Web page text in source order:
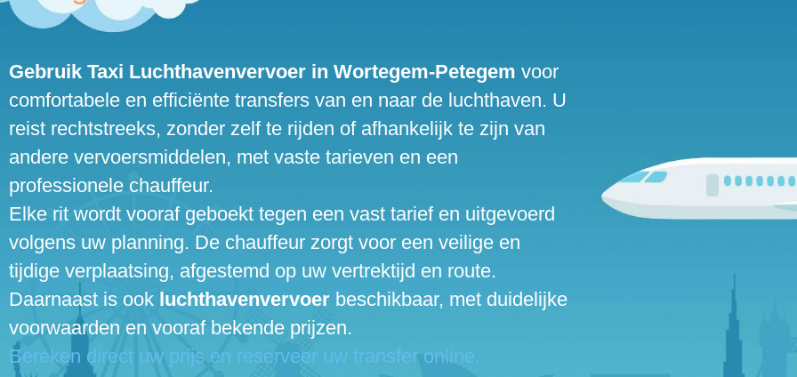
Gebruik Taxi Luchthavenvervoer in Wortegem-Petegem voor
comfortabele en efficiënte transfers van en naar de luchthaven. U
reist rechtstreeks, zonder zelf te rijden of afhankelijk te zijn van
andere vervoersmiddelen, met vaste tarieven en een
professionele chauffeur.
Elke rit wordt vooraf geboekt tegen een vast tarief en uitgevoerd
volgens uw planning. De chauffeur zorgt voor een veilige en
tijdige verplaatsing, afgestemd op uw vertrektijd en route.
Daarnaast is ook luchthavenvervoer beschikbaar, met duidelijke
voorwaarden en vooraf bekende prijzen.
Bereken direct uw prijs en reserveer uw transfer online.